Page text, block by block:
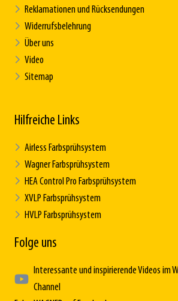
Reklamationen und Rücksendungen
Widerrufsbelehrung
Über uns
Video
Sitemap
Hilfreiche Links
Airless Farbsprühsystem
Wagner Farbsprühsystem
HEA Control Pro Farbsprühsystem
XVLP Farbsprühsystem
HVLP Farbsprühsystem
Folge uns
Interessante und inspirierende Videos im
Channel